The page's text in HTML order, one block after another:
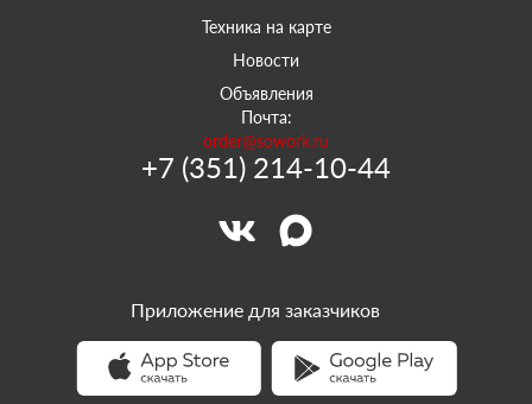
Техника на карте
Новости
Объявления
Почта:
order@sowork.ru
+7 (351) 214-10-44
Приложение для заказчиков